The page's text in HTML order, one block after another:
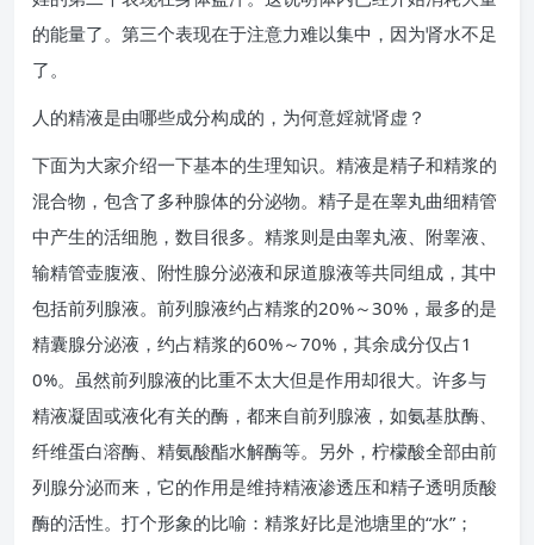
的能量了。第三个表现在于注意力难以集中，因为肾水不足
了。
人的精液是由哪些成分构成的，为何意婬就肾虚？
下面为大家介绍一下基本的生理知识。精液是精子和精浆的
混合物，包含了多种腺体的分泌物。精子是在睾丸曲细精管
中产生的活细胞，数目很多。精浆则是由睾丸液、附睾液、
输精管壶腹液、附性腺分泌液和尿道腺液等共同组成，其中
包括前列腺液。前列腺液约占精浆的20%～30%，最多的是
精囊腺分泌液，约占精浆的60%～70%，其余成分仅占1
0%。虽然前列腺液的比重不太大但是作用却很大。许多与
精液凝固或液化有关的酶，都来自前列腺液，如氨基肽酶、
纤维蛋白溶酶、精氨酸酯水解酶等。另外，柠檬酸全部由前
列腺分泌而来，它的作用是维持精液渗透压和精子透明质酸
酶的活性。打个形象的比喻：精浆好比是池塘里的“水”；